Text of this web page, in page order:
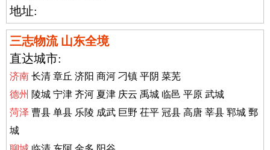
地址:
三志物流 山东全境
直达城市:
济南 长清 章丘 济阳 商河 刁镇 平阴 菜芜
德州 陵城 宁津 齐河 夏津 庆云 禹城 临邑 平原 武城
菏泽 曹县 单县 乐陵 成武 巨野 茌平 冠县 高唐 莘县 郓城 鄄
城